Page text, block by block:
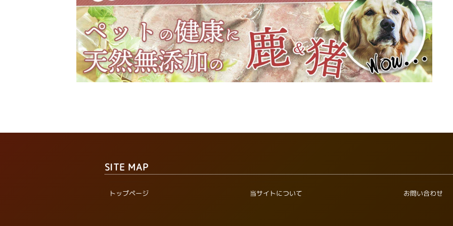
SITE MAP
トップページ 当サイトについて お問い合わせ